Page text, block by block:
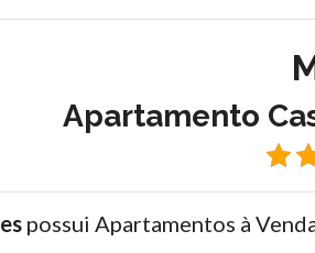
Apartamento
possui Apartamentos à